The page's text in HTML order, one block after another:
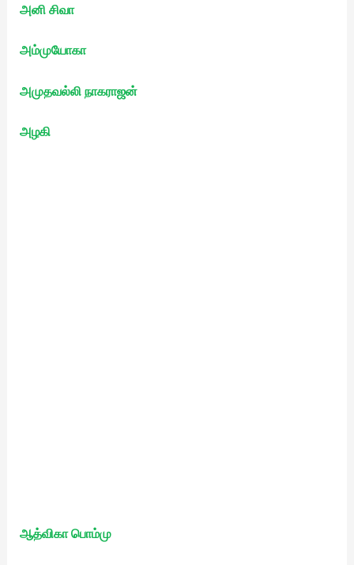
அனி சிவா
அம்முயோகா
அமுதவல்லி நாகராஜன்
அழகி
ஆத்விகா பொம்மு